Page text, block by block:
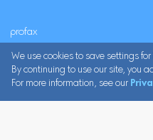
profax
We use cookies to save settings
By continuing to use our site, you
For more information, see our